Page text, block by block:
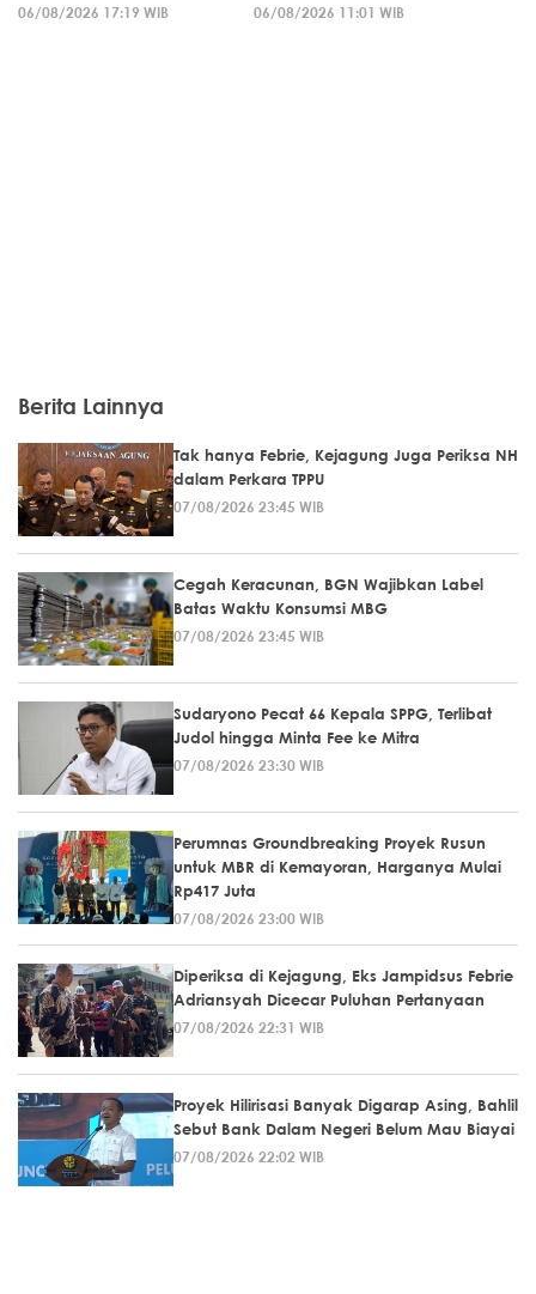
06/08/2026 17:19 WIB
06/08/2026 11:01 WIB
Berita Lainnya
Tak hanya Febrie, Kejagung Juga Periksa NH
dalam Perkara TPPU
07/08/2026 23:45 WIB
Cegah Keracunan, BGN Wajibkan Label
Batas Waktu Konsumsi MBG
07/08/2026 23:45 WIB
Sudaryono Pecat 66 Kepala SPPG, Terlibat
Judol hingga Minta Fee ke Mitra
07/08/2026 23:30 WIB
Perumnas Groundbreaking Proyek Rusun
untuk MBR di Kemayoran, Harganya Mulai
Rp417 Juta
07/08/2026 23:00 WIB
Diperiksa di Kejagung, Eks Jampidsus Febrie
Adriansyah Dicecar Puluhan Pertanyaan
07/08/2026 22:31 WIB
Proyek Hilirisasi Banyak Digarap Asing, Bahlil
Sebut Bank Dalam Negeri Belum Mau Biayai
07/08/2026 22:02 WIB